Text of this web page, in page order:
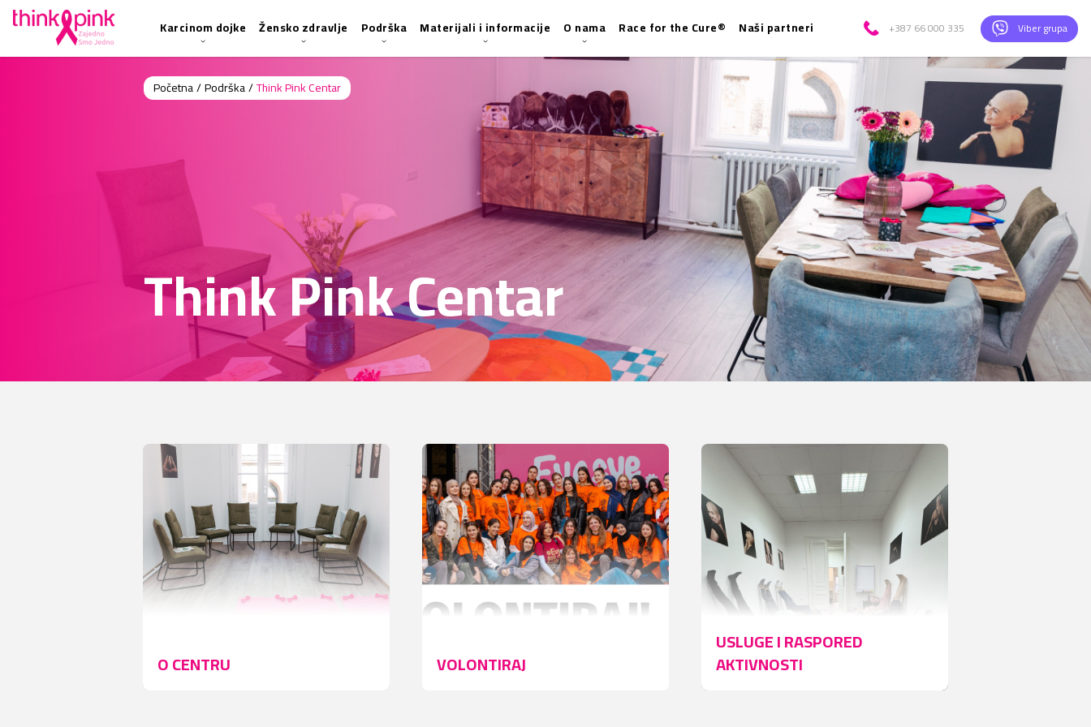
Karcinom dojke Žensko zdravlje Podrška Materijali i informacije O nama Race for the Cure® Naši partneri +387 66 000 335 Viber grupa
Početna/Podrška/Think Pink Centar
Think Pink Centar
O CENTRU VOLONTIRAJ
USLUGE I RASPORED
AKTIVNOSTI